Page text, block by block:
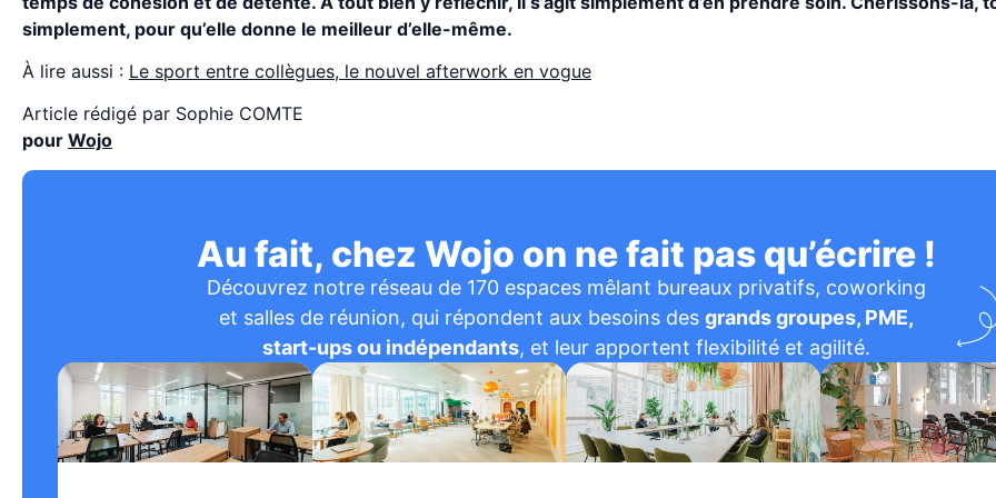
simplement, pour qu’elle donne le meilleur d’elle-même.
À lire aussi : Le sport entre collègues, le nouvel afterwork en vogue
Article rédigé par Sophie COMTE
pour Wojo
Au fait, chez Wojo on ne fait pas qu’écrire !
Découvrez notre réseau de 170 espaces mêlant bureaux privatifs, coworking
et salles de réunion, qui répondent aux besoins des grands groupes, PME,
start-ups ou indépendants, et leur apportent flexibilité et agilité.